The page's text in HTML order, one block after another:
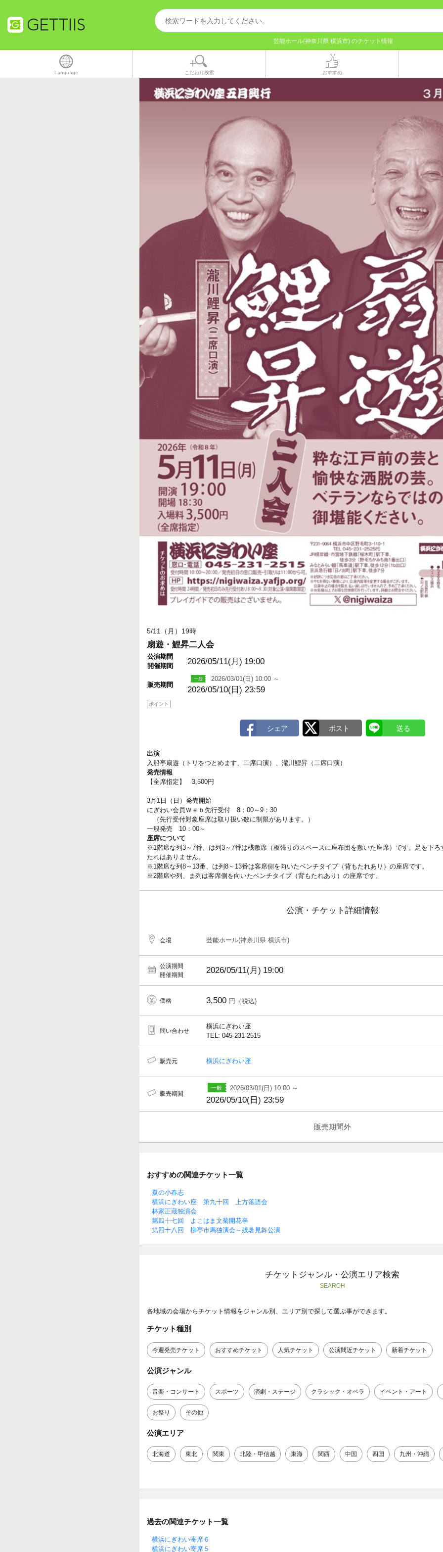
芸能ホール(神奈川県 横浜市) のチケット情報
Language こだわり検索 おすすめ
5/11（月）19時
扇遊・鯉昇二人会
公演期間
開催期間
2026/05/11(月) 19:00
販売期間
2026/03/01(日) 10:00 ～
2026/05/10(日) 23:59
ポイント
出演
入船亭扇遊（トリをつとめます、二席口演）、瀧川鯉昇（二席口演）
発売情報
【全席指定】 3,500円
3月1日（日）発売開始
にぎわい会員Ｗｅｂ先行受付 8：00～9：30
（先行受付対象座席は取り扱い数に制限があります。）
一般発売 10：00～
座席について
※1階席な列3～7番、は列3～7番は桟敷席（板張りのスペースに座布団を敷いた座席）です。足を下ろ
たれはありません。
※1階席な列8～13番、は列8～13番は客席側を向いたベンチタイプ（背もたれあり）の座席です。
※2階席や列、ま列は客席側を向いたベンチタイプ（背もたれあり）の座席です。
公演・チケット詳細情報
会場 芸能ホール(神奈川県 横浜市)
公演期間
開催期間
2026/05/11(月) 19:00
価格 3,500 円（税込)
問い合わせ
横浜にぎわい座
TEL: 045-231-2515
販売元 横浜にぎわい座
販売期間
2026/03/01(日) 10:00 ～
2026/05/10(日) 23:59
販売期間外
おすすめの関連チケット一覧
夏の小春志
横浜にぎわい座 第九十回 上方落語会
林家正蔵独演会
第四十七回 よこはま文菊開花亭
第四十八回 柳亭市馬独演会～残暑見舞公演
チケットジャンル・公演エリア検索
SEARCH
各地域の会場からチケット情報をジャンル別、エリア別で探して選ぶ事ができます。
チケット種別
今週発売チケット おすすめチケット 人気チケット 公演間近チケット 新着チケット
公演ジャンル
音楽・コンサート スポーツ 演劇・ステージ クラシック・オペラ イベント・アート
お祭り その他
公演エリア
北海道 東北 関東 北陸・甲信越 東海 関西 中国 四国 九州・沖縄
過去の関連チケット一覧
横浜にぎわい寄席６
横浜にぎわい寄席５